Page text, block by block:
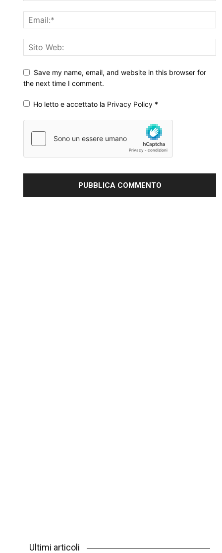
Save my name, email, and website in this browser for
the next time I comment.
Ho letto e accettato la Privacy Policy *
Ultimi articoli